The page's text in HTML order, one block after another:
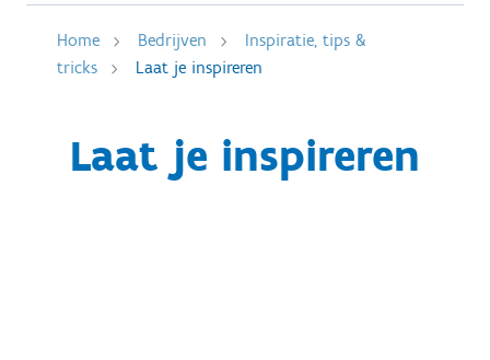
Home Bedrijven
Inspiratie, tips &
tricks
Laat je inspireren
Laat je inspireren